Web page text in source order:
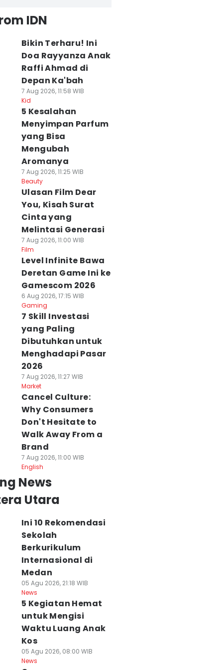
IDN
Bikin Terharu! Ini
Doa Rayyanza Anak
Raffi Ahmad di
Depan Ka'bah
7 Aug 2026, 11:58 WIB
Kid
5 Kesalahan
Menyimpan Parfum
yang Bisa
Mengubah
Aromanya
7 Aug 2026, 11:25 WIB
Beauty
Ulasan Film Dear
You, Kisah Surat
Cinta yang
Melintasi Generasi
7 Aug 2026, 11:00 WIB
Film
Level Infinite Bawa
Deretan Game Ini ke
Gamescom 2026
6 Aug 2026, 17:15 WIB
Gaming
7 Skill Investasi
yang Paling
Dibutuhkan untuk
Menghadapi Pasar
2026
7 Aug 2026, 11:27 WIB
Market
Cancel Culture:
Why Consumers
Don't Hesitate to
Walk Away From a
Brand
7 Aug 2026, 11:00 WIB
English
News
Utara
Ini 10 Rekomendasi
Sekolah
Berkurikulum
Internasional di
Medan
05 Agu 2026, 21:18 WIB
News
5 Kegiatan Hemat
untuk Mengisi
Waktu Luang Anak
Kos
05 Agu 2026, 08:00 WIB
News